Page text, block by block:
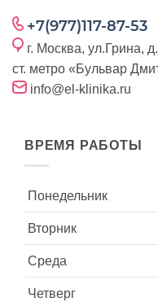
+7(977)117-87-53
г. Москва, ул.Грина,
ст. метро «Бульвар
info@el-klinika.ru
ВРЕМЯ РАБОТЫ
Понедельник
Вторник
Среда
Четверг